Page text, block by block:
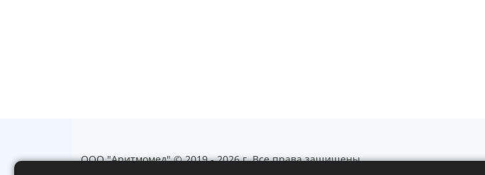
ООО "Аритмомед" © 2019 - 2026 г. Все права защищены.